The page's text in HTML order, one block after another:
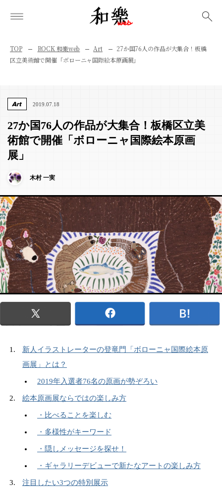
TOP ROCK 和樂web Art
27か国76人の作品が大集合！板橋
区立美術館で開催「ボローニャ国際絵本原画展」
Art 2019.07.18
27か国76人の作品が大集合！板橋区立美
術館で開催「ボローニャ国際絵本原画
展」
木村 一実
新人イラストレーターの登竜門「ボローニャ国際絵本原
画展」とは？
2019年入選者76名の原画が勢ぞろい
絵本原画展ならではの楽しみ方
・比べることを楽しむ
・多様性がキーワード
・隠しメッセージを探せ！
・ギャラリーデビューで新たなアートの楽しみ方
注目したい3つの特別展示